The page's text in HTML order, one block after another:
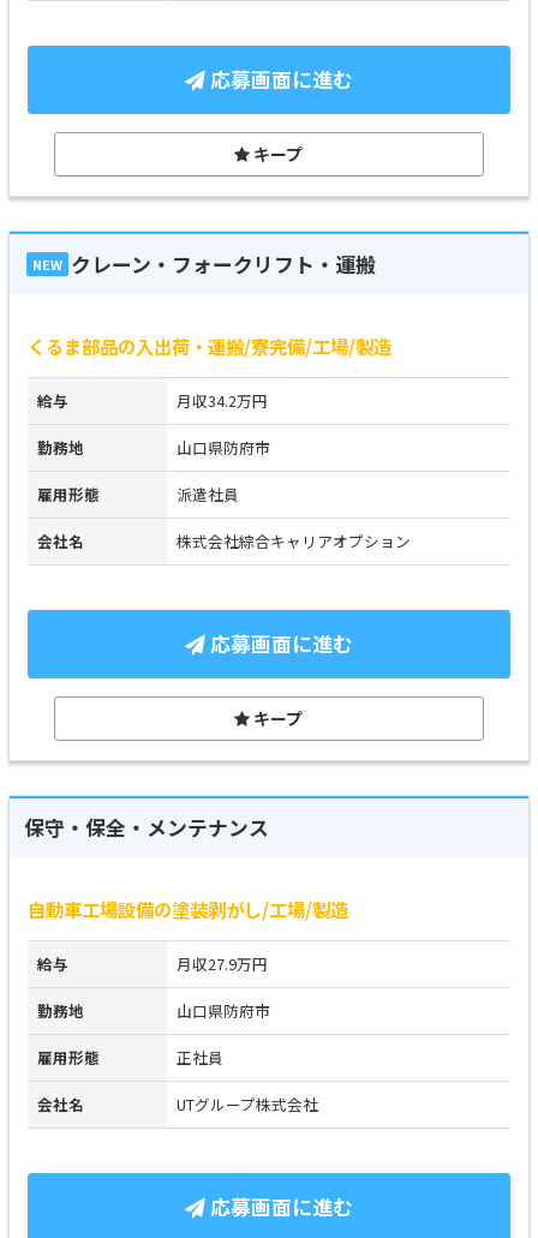
応募画面に進む
キープ
NEW クレーン・フォークリフト・運搬
くるま部品の入出荷・運搬/寮完備/工場/製造
給与 月収34.2万円
勤務地 山口県防府市
雇用形態 派遣社員
会社名 株式会社綜合キャリアオプション
応募画面に進む
キープ
保守・保全・メンテナンス
自動車工場設備の塗装剥がし/工場/製造
給与 月収27.9万円
勤務地 山口県防府市
雇用形態 正社員
会社名 UTグループ株式会社
応募画面に進む